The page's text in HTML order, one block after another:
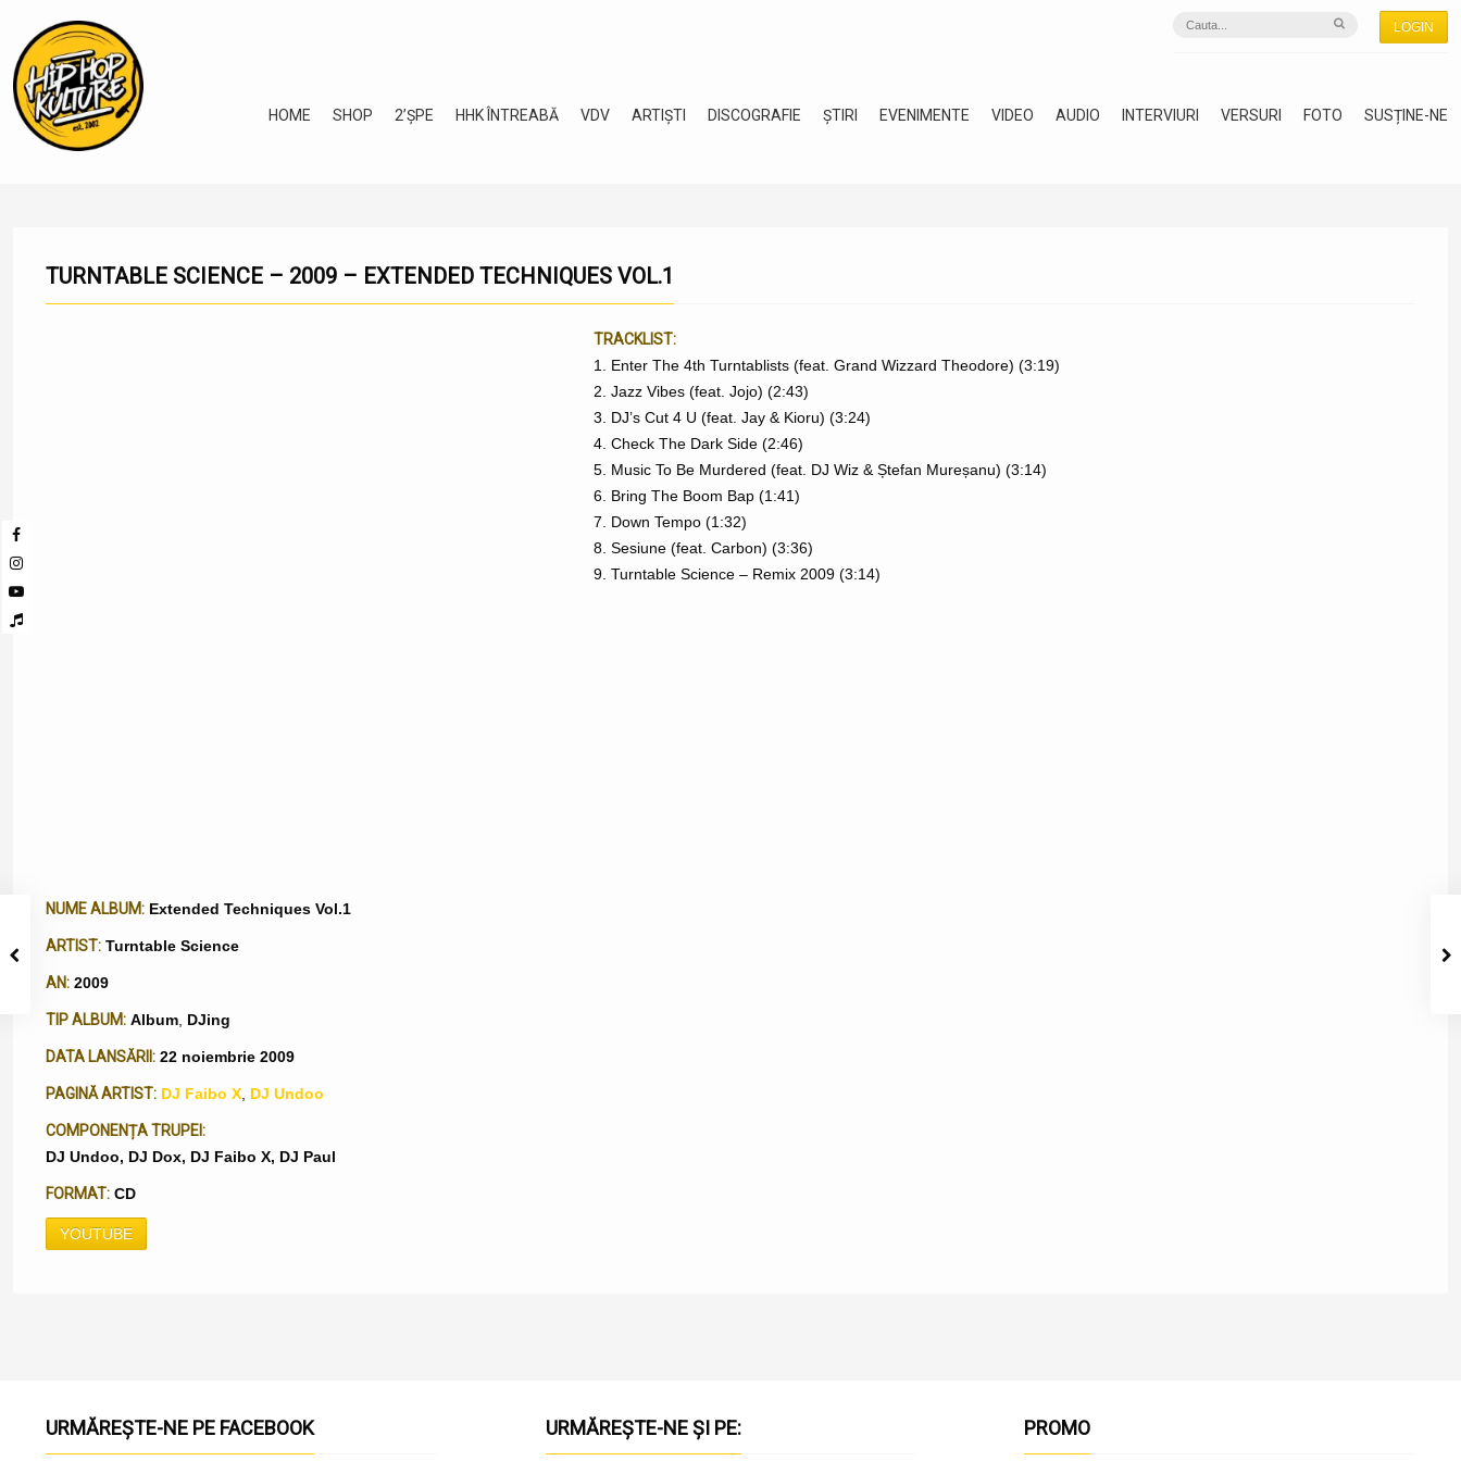
LOGIN
HOME SHOP 2’ȘPE HHK ÎNTREABĂ VDV ARTIȘTI DISCOGRAFIE ȘTIRI EVENIMENTE VIDEO AUDIO INTERVIURI VERSURI FOTO SUSȚINE-NE
TURNTABLE SCIENCE – 2009 – EXTENDED TECHNIQUES VOL.1
TRACKLIST:
1. Enter The 4th Turntablists (feat. Grand Wizzard Theodore) (3:19)
2. Jazz Vibes (feat. Jojo) (2:43)
3. DJ’s Cut 4 U (feat. Jay & Kioru) (3:24)
4. Check The Dark Side (2:46)
5. Music To Be Murdered (feat. DJ Wiz & Ștefan Mureșanu) (3:14)
6. Bring The Boom Bap (1:41)
7. Down Tempo (1:32)
8. Sesiune (feat. Carbon) (3:36)
9. Turntable Science – Remix 2009 (3:14)
NUME ALBUM: Extended Techniques Vol.1
ARTIST: Turntable Science
AN: 2009
TIP ALBUM: Album DJing
DATA LANSĂRII: 22 noiembrie 2009
PAGINĂ ARTIST: DJ Faibo X DJ Undoo
COMPONENȚA TRUPEI:
DJ Undoo, DJ Dox, DJ Faibo X, DJ Paul
FORMAT: CD
YOUTUBE
URMĂREȘTE-NE PE FACEBOOK URMĂREȘTE-NE ȘI PE: PROMO